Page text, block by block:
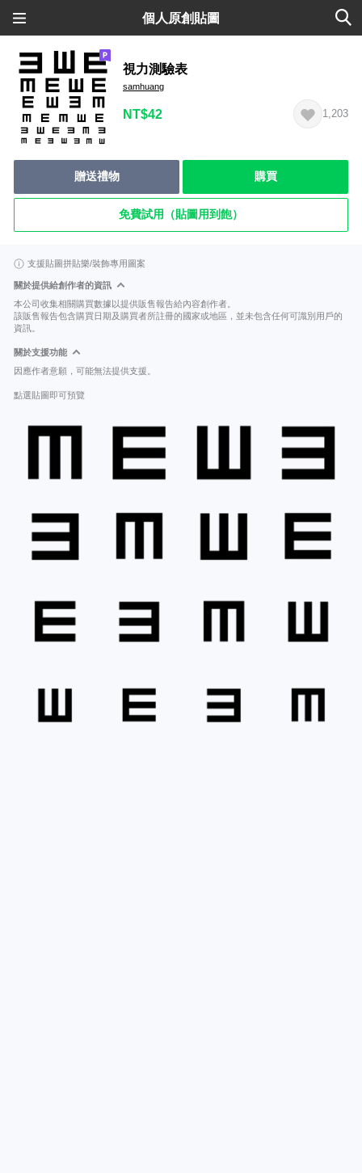
個人原創貼圖
視力測驗表
samhuang
NT$42 1,203
贈送禮物 購買
免費試用（貼圖用到飽）
支援貼圖拼貼樂/裝飾專用圖案
關於提供給創作者的資訊
本公司收集相關購買數據以提供販售報告給內容創作者。
該販售報告包含購買日期及購買者所註冊的國家或地區，並未包含任何可識別用戶的
資訊。
關於支援功能
因應作者意願，可能無法提供支援。
點選貼圖即可預覽